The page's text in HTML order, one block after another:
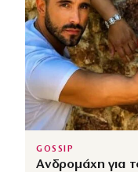
GOSSIP
Ανδρομάχη για